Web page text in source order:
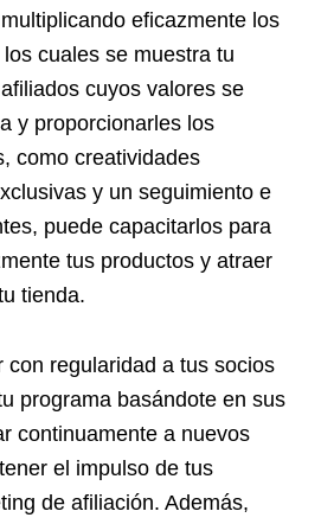
eficazmente los
cuales se muestra tu
cuyos valores se
y proporcionarles los
como creatividades
y un seguimiento e
puede capacitarlos para
tus productos y atraer
tienda.
con regularidad a tus socios
programa basándote en sus
continuamente a nuevos
el impulso de tus
de afiliación. Además,